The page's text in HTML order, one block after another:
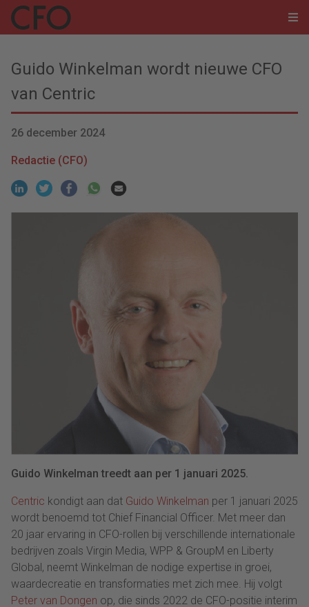
Guido Winkelman wordt nieuwe CFO
van Centric
26 december 2024
Redactie (CFO)
Guido Winkelman treedt aan per 1 januari 2025.
Centric kondigt aan dat Guido Winkelman per 1 januari 2025
wordt benoemd tot Chief Financial Officer. Met meer dan
20 jaar ervaring in CFO-rollen bij verschillende internationale
bedrijven zoals Virgin Media, WPP & GroupM en Liberty
Global, neemt Winkelman de nodige expertise in groei,
waardecreatie en transformaties met zich mee. Hij volgt
Peter van Dongen op, die sinds 2022 de CFO-positie interim